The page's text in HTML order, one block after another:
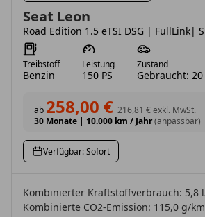
Seat Leon
Road Edition 1.5 eTSI DSG | FullLink|
Treibstoff
Benzin
Leistung
150 PS
Zustand
Gebraucht: 20
ab 258,00 € 216,81 €exkl. MwSt.
30 Monate | 10.000 km / Jahr(anpassbar)
Verfügbar: Sofort
Kombinierter Kraftstoffverbrauch: 5,8
Kombinierte CO2-Emission: 115,0 g/